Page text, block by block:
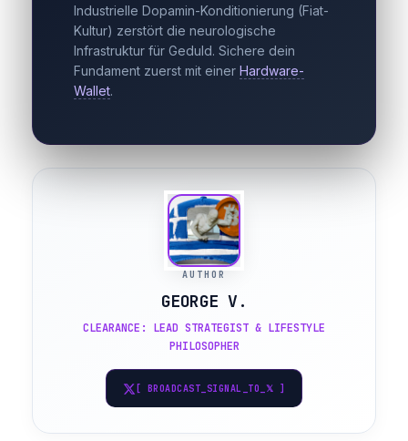
Industrielle Dopamin-Konditionierung (Fiat-
Kultur) zerstört die neurologische
Infrastruktur für Geduld. Sichere dein
Fundament zuerst mit einer Hardware-
Wallet.
AUTHOR
GEORGE V.
CLEARANCE: LEAD STRATEGIST & LIFESTYLE
PHILOSOPHER
[ BROADCAST_SIGNAL_TO_𝕏 ]